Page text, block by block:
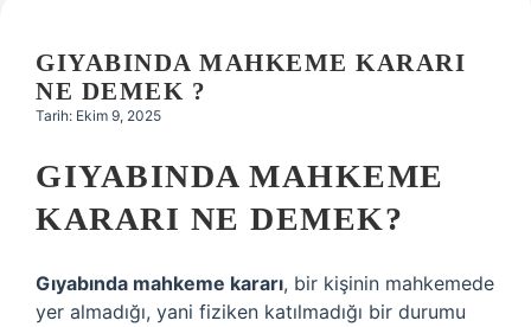
Hakkımızda
GIYABINDA MAHKEME KARARI
NE DEMEK ?
Tarih: Ekim 9, 2025
GIYABINDA MAHKEME
KARARI NE DEMEK?
Gıyabında mahkeme kararı, bir kişinin mahkemede
yer almadığı, yani fiziken katılmadığı bir durumu